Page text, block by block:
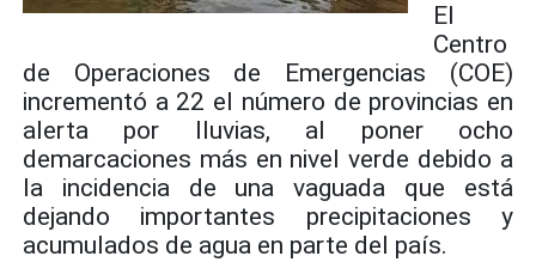
El
Centro
de Operaciones de Emergencias (COE)
incrementó a 22 el número de provincias en
alerta por lluvias, al poner ocho
demarcaciones más en nivel verde debido a
la incidencia de una vaguada que está
dejando importantes precipitaciones y
acumulados de agua en parte del país.